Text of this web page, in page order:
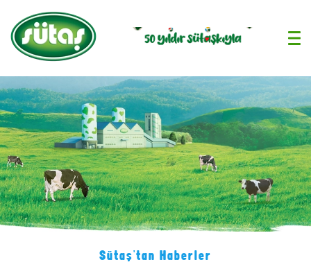
Sütaş'tan Haberler